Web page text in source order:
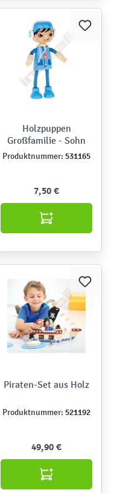
Holzpuppen
Großfamilie - Sohn
Produktnummer: 531165
7,50 €
Piraten-Set aus Holz
Produktnummer: 521192
49,90 €